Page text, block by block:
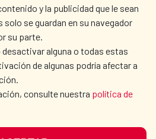
y la publicidad que le sean
se guardan en su navegador
su parte.
alguna o todas estas
de algunas podría afectar a
consulte nuestra política de